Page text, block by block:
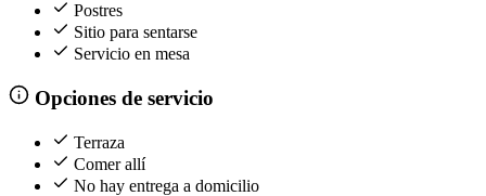
Postres
Sitio para sentarse
Servicio en mesa
Opciones de servicio
Terraza
Comer allí
No hay entrega a domicilio